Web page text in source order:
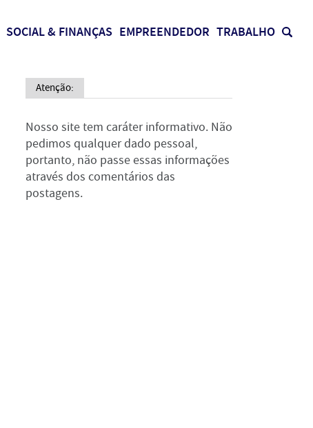
SOCIAL & FINANÇAS EMPREENDEDOR TRABALHO
Atenção:
Nosso site tem caráter informativo. Não
pedimos qualquer dado pessoal,
portanto, não passe essas informações
através dos comentários das
postagens.